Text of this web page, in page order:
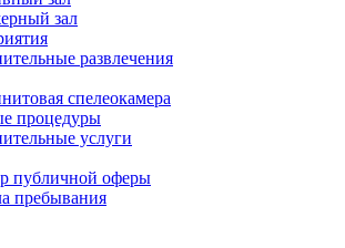
зал
развлечения
спелеокамера
процедуры
услуги
публичной оферы
пребывания